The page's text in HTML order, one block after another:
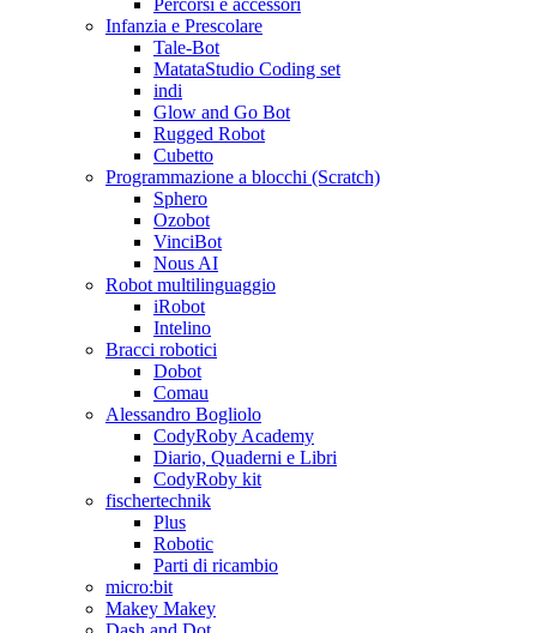
Infanzia e Prescolare
Tale-Bot
MatataStudio Coding set
indi
Glow and Go Bot
Rugged Robot
Cubetto
Programmazione a blocchi (Scratch)
Sphero
Ozobot
VinciBot
Nous AI
Robot multilinguaggio
iRobot
Intelino
Bracci robotici
Dobot
Comau
Alessandro Bogliolo
CodyRoby Academy
Diario, Quaderni e Libri
CodyRoby kit
fischertechnik
Plus
Robotic
Parti di ricambio
micro:bit
Makey Makey